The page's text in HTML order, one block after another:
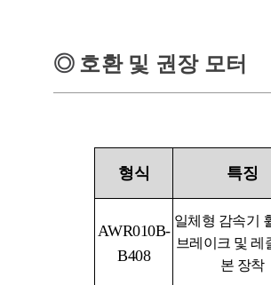
◎ 호환 및 권장 모터
형식 특징
AWR010B-
B408
일체형 감속기
브레이크 및 레
본 장착